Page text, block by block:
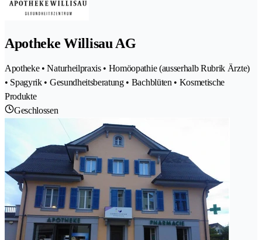
Apotheke Willisau AG
Apotheke • Naturheilpraxis • Homöopathie (ausserhalb Rubrik Ärzte)
• Spagyrik • Gesundheitsberatung • Bachblüten • Kosmetische
Produkte
Geschlossen